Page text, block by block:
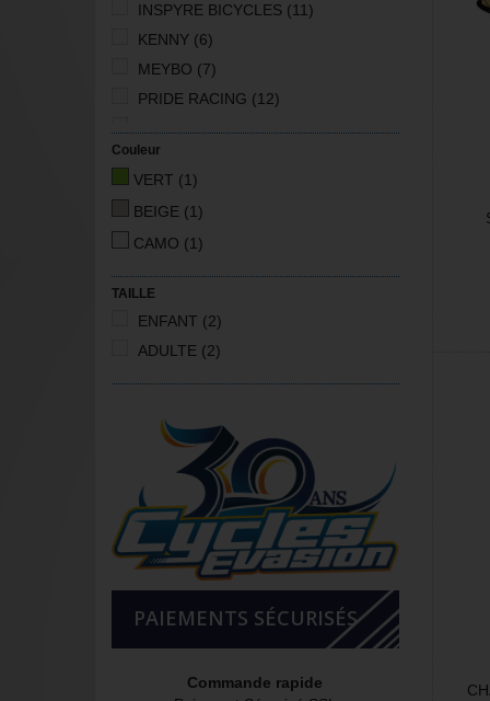
INSPYRE BICYCLES (11)
KENNY (6)
MEYBO (7)
PRIDE RACING (12)
SPEEDCO
TITLE(2)
Couleur
VERT (1)
BEIGE (1)
CAMO (1)
TAILLE
ENFANT (2)
ADULTE (2)
PAIEMENTS SÉCURISÉS
Commande rapide